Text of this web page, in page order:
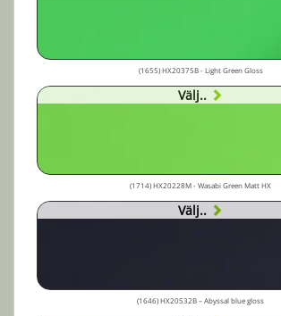
(1655) HX20375B - Light Green Gloss
Välj..
(1714) HX20228M - Wasabi Green Matt HX
Välj..
(1646) HX20532B – Abyssal blue gloss